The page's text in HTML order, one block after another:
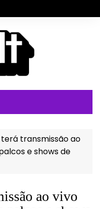
transmissão ao
e shows de
ao vivo